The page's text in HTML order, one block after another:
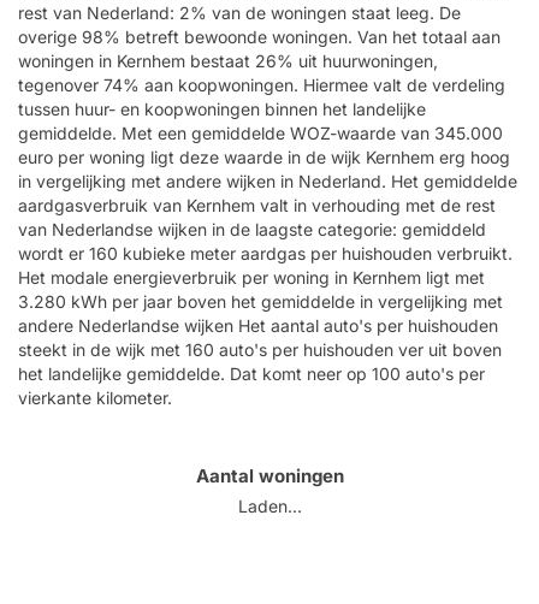
rest van Nederland: 2% van de woningen staat leeg. De
overige 98% betreft bewoonde woningen. Van het totaal aan
woningen in Kernhem bestaat 26% uit huurwoningen,
tegenover 74% aan koopwoningen. Hiermee valt de verdeling
tussen huur- en koopwoningen binnen het landelijke
gemiddelde. Met een gemiddelde WOZ-waarde van 345.000
euro per woning ligt deze waarde in de wijk Kernhem erg hoog
in vergelijking met andere wijken in Nederland. Het gemiddelde
aardgasverbruik van Kernhem valt in verhouding met de rest
van Nederlandse wijken in de laagste categorie: gemiddeld
wordt er 160 kubieke meter aardgas per huishouden verbruikt.
Het modale energieverbruik per woning in Kernhem ligt met
3.280 kWh per jaar boven het gemiddelde in vergelijking met
andere Nederlandse wijken Het aantal auto's per huishouden
steekt in de wijk met 160 auto's per huishouden ver uit boven
het landelijke gemiddelde. Dat komt neer op 100 auto's per
vierkante kilometer.
Aantal woningen
Laden...